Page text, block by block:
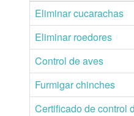
Eliminar cucarachas
Eliminar roedores
Control de aves
Furmigar chinches
Certificado de control